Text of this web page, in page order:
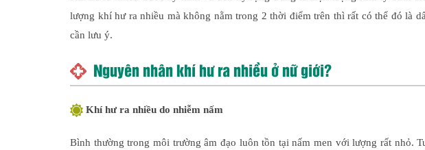
lượng khí hư ra nhiều mà không nằm trong 2 thời điểm trên thì rất có thể đó là
cần lưu ý.
Nguyên nhân khí hư ra nhiều ở nữ giới?
Khí hư ra nhiều do nhiễm nấm
Bình thường trong môi trường âm đạo luôn tồn tại nấm men với lượng rất nhỏ.